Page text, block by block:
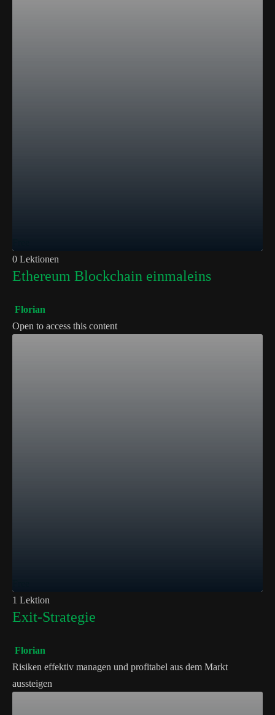
0 Lektionen
Ethereum Blockchain einmaleins
Florian
Open to access this content
1 Lektion
Exit-Strategie
Florian
Risiken effektiv managen und profitabel aus dem Markt
aussteigen